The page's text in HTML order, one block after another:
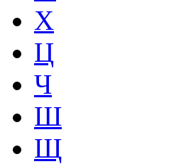
Х
Ц
Ч
Ш
Щ